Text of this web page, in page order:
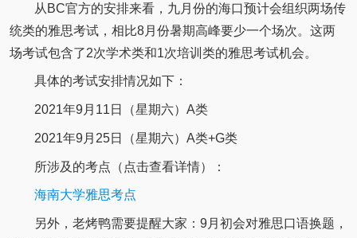
从BC官方的安排来看，九月份的海口预计会组织两场传
统类的雅思考试，相比8月份暑期高峰要少一个场次。这两
场考试包含了2次学术类和1次培训类的雅思考试机会。
具体的考试安排情况如下：
2021年9月11日（星期六）A类
2021年9月25日（星期六）A类+G类
所涉及的考点（点击查看详情）：
海南大学雅思考点
另外，老烤鸭需要提醒大家：9月初会对雅思口语换题，